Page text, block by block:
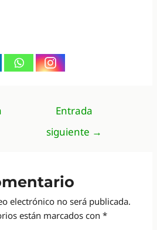
Entrada
siguiente →
electrónico no será publicada.
están marcados con*